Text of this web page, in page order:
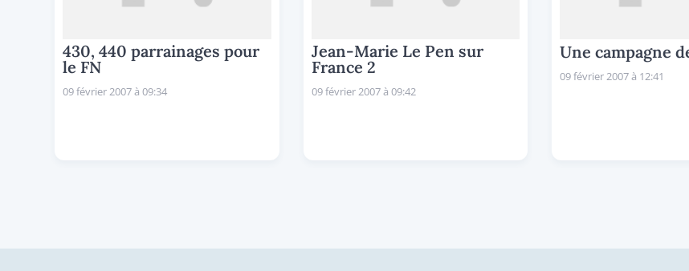
430, 440 parrainages pour
le FN
09 février 2007 à 09:34
Jean-Marie Le Pen sur
France 2
09 février 2007 à 09:42
Une campagne
09 février 2007 à 12:41